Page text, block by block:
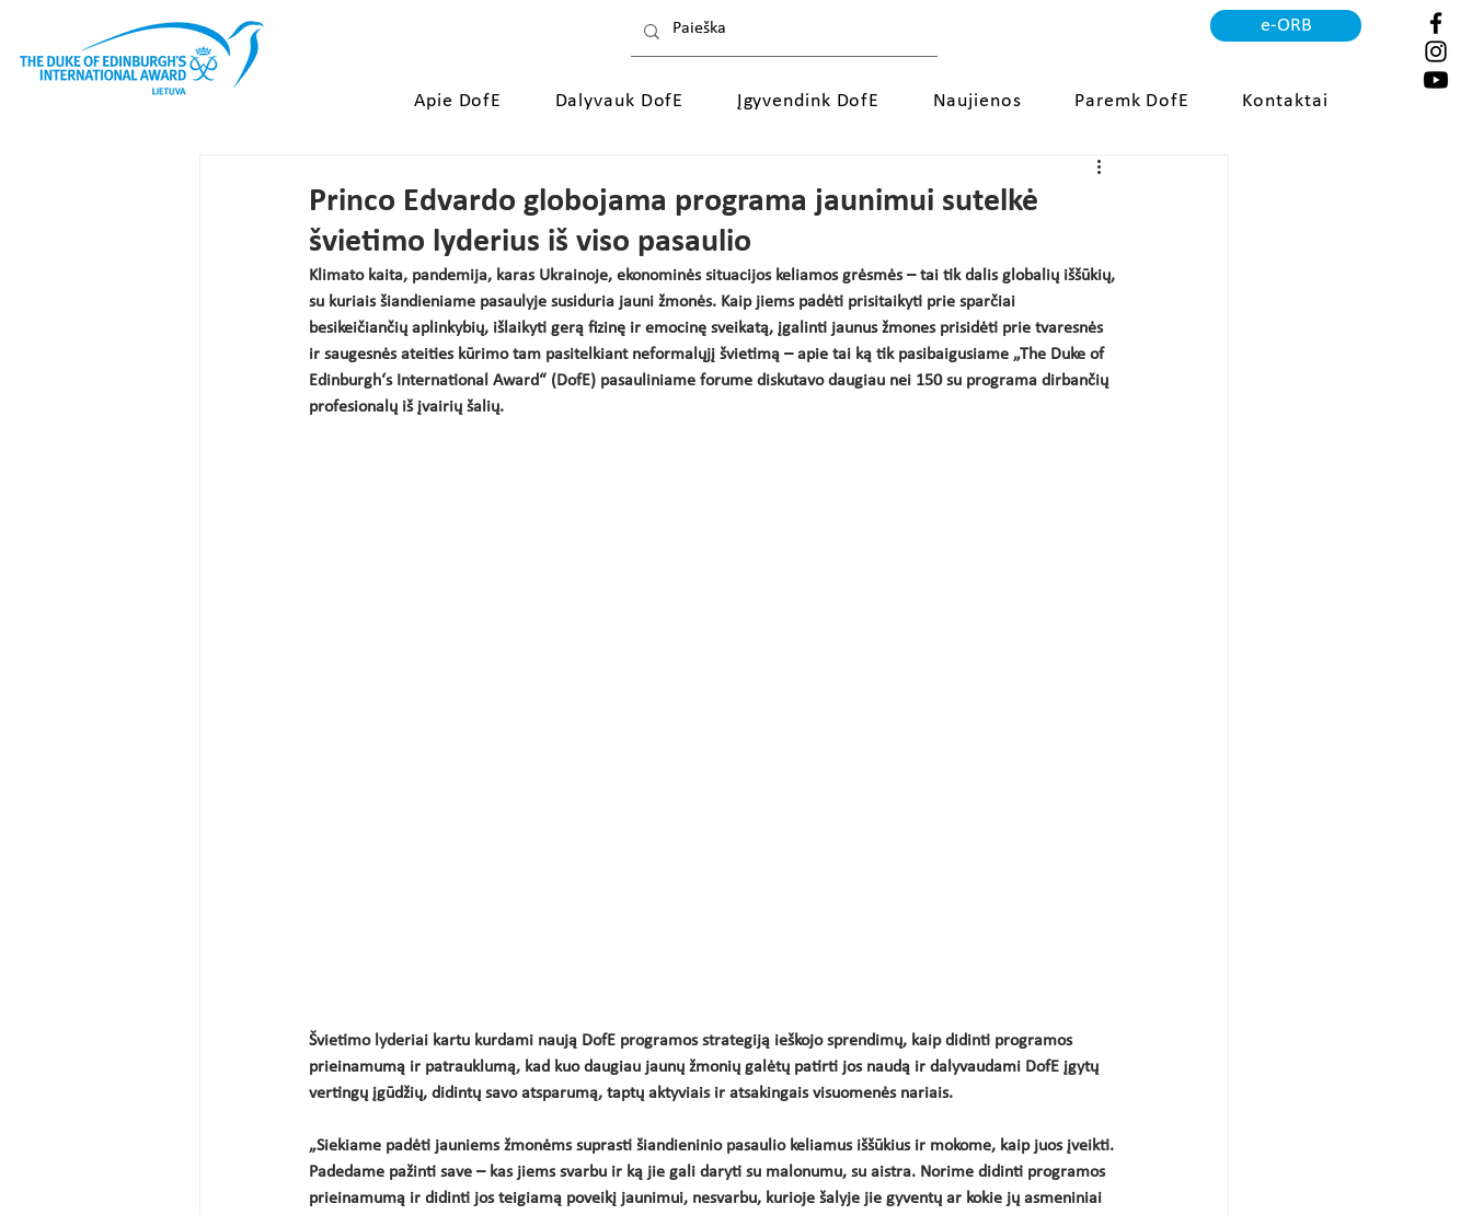
e-ORB
Apie DofE Dalyvauk DofE Įgyvendink DofE Naujienos Paremk DofE Kontaktai
Princo Edvardo globojama programa jaunimui sutelkė
švietimo lyderius iš viso pasaulio
Klimato kaita, pandemija, karas Ukrainoje, ekonominės situacijos keliamos grėsmės – tai tik dalis globalių iššūkių,
su kuriais šiandieniame pasaulyje susiduria jauni žmonės. Kaip jiems padėti prisitaikyti prie sparčiai
besikeičiančių aplinkybių, išlaikyti gerą fizinę ir emocinę sveikatą, įgalinti jaunus žmones prisidėti prie tvaresnės
ir saugesnės ateities kūrimo tam pasitelkiant neformalųjį švietimą – apie tai ką tik pasibaigusiame „The Duke of
Edinburgh‘s International Award“ (DofE) pasauliniame forume diskutavo daugiau nei 150 su programa dirbančių
profesionalų iš įvairių šalių.
Švietimo lyderiai kartu kurdami naują DofE programos strategiją ieškojo sprendimų, kaip didinti programos
prieinamumą ir patrauklumą, kad kuo daugiau jaunų žmonių galėtų patirti jos naudą ir dalyvaudami DofE įgytų
vertingų įgūdžių, didintų savo atsparumą, taptų aktyviais ir atsakingais visuomenės nariais.
„Siekiame padėti jauniems žmonėms suprasti šiandieninio pasaulio keliamus iššūkius ir mokome, kaip juos įveikti.
Padedame pažinti save – kas jiems svarbu ir ką jie gali daryti su malonumu, su aistra. Norime didinti programos
prieinamumą ir didinti jos teigiamą poveikį jaunimui, nesvarbu, kurioje šalyje jie gyventų ar kokie jų asmeniniai